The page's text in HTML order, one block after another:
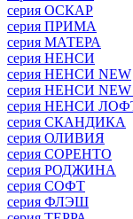
серия ОСКАР
серия ПРИМА
серия МАТЕРА
серия НЕНСИ
серия НЕНСИ NEW
серия НЕНСИ NEW
серия НЕНСИ
серия СКАНДИКА
серия ОЛИВИЯ
серия СОРЕНТО
серия РОДЖИНА
серия СОФТ
серия ФЛЭШ